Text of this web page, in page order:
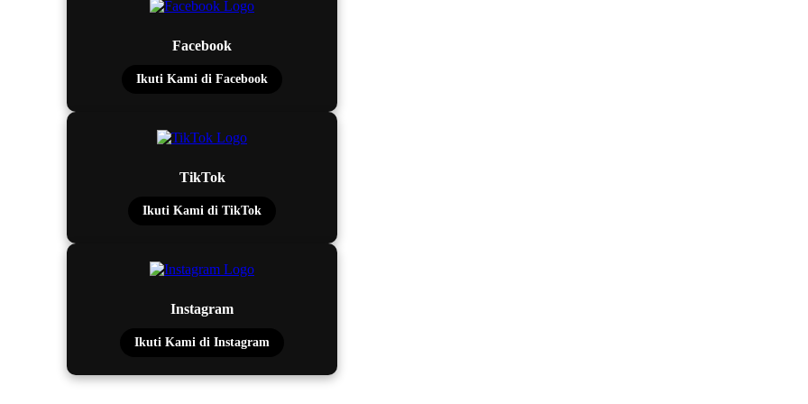
Facebook
Ikuti Kami di Facebook
TikTok
Ikuti Kami di TikTok
Instagram
Ikuti Kami di Instagram